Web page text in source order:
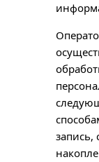
запись,